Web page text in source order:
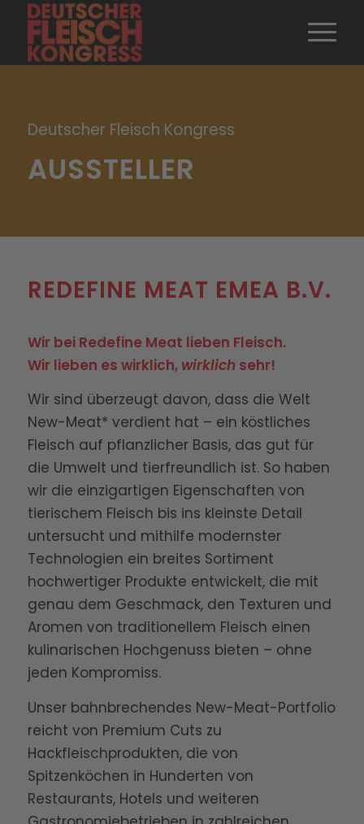
Deutscher Fleisch Kongress
AUSSTELLER
REDEFINE MEAT EMEA B.V.
Wir bei Redefine Meat lieben Fleisch.
Wir lieben es wirklich, wirklichsehr!
Wir sind überzeugt davon, dass die Welt
New-Meat* verdient hat – ein köstliches
Fleisch auf pflanzlicher Basis, das gut für
die Umwelt und tierfreundlich ist. So haben
wir die einzigartigen Eigenschaften von
tierischem Fleisch bis ins kleinste Detail
untersucht und mithilfe modernster
Technologien ein breites Sortiment
hochwertiger Produkte entwickelt, die mit
genau dem Geschmack, den Texturen und
Aromen von traditionellem Fleisch einen
kulinarischen Hochgenuss bieten – ohne
jeden Kompromiss.
Unser bahnbrechendes New-Meat-Portfolio
reicht von Premium Cuts zu
Hackfleischprodukten, die von
Spitzenköchen in Hunderten von
Restaurants, Hotels und weiteren